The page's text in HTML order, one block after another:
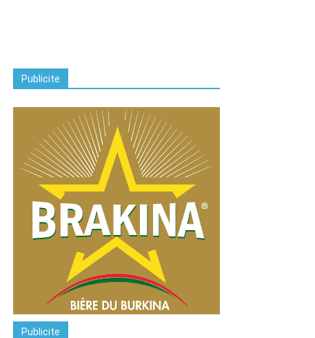
Publicite
Publicite